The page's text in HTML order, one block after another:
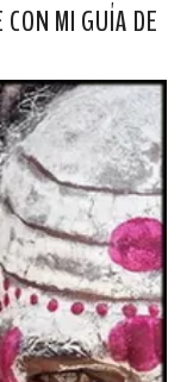
MI GUÍA DE